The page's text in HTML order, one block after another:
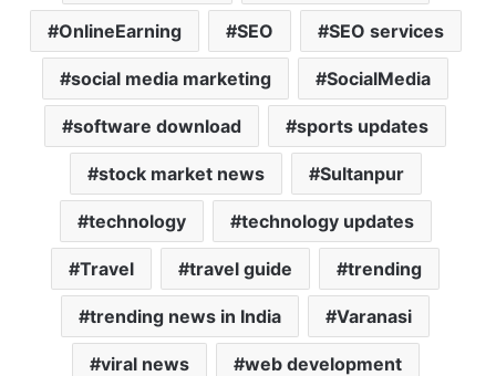
OnlineEarning SEO SEO services
social media marketing SocialMedia
software download sports updates
stock market news Sultanpur
technology technology updates
Travel travel guide trending
trending news in India Varanasi
viral news web development